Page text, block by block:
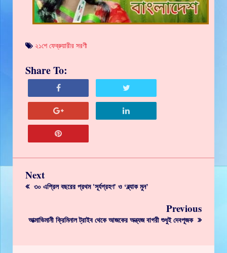
২১শে ফেব্রুয়ারীর সরণী
Share To:
Next
৩০ এপ্রিল বছরের প্রথম 'সূর্যগ্রহণ' ও ‘ব্ল্যাক মুন’
Previous
আত্মাভিমানী ক্রিমিনাল ট্রাইব থেকে আজকের অন্ত্যজ বাগরী শুধুই দেবপূজক